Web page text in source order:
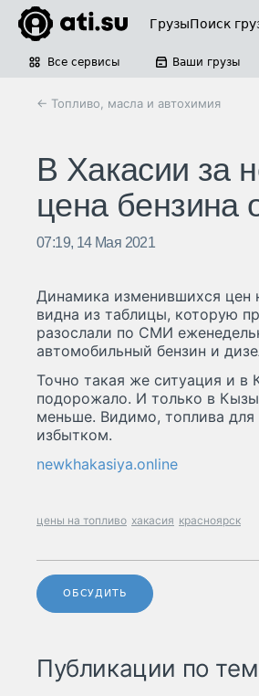
ГрузыПоиск
Все сервисы Ваши грузы
← Топливо, масла и автохимия
В Хакасии за
цена бензина
07:19, 14 Мая 2021
Динамика изменившихся цен
видна из таблицы, которую
разослали по СМИ
автомобильный бензин и
Точно такая же ситуация и в
подорожало. И только в
меньше. Видимо, топлива для
избытком.
newkhakasiya.online
цены на топливо хакасия красноярск
ОБСУДИТЬ
Публикации по